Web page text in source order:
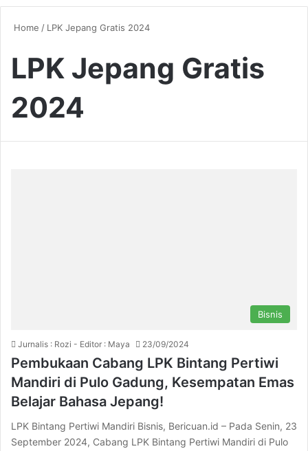
Home / LPK Jepang Gratis 2024
LPK Jepang Gratis
2024
Bisnis
Jurnalis : Rozi - Editor : Maya 23/09/2024
Pembukaan Cabang LPK Bintang Pertiwi
Mandiri di Pulo Gadung, Kesempatan Emas
Belajar Bahasa Jepang!
LPK Bintang Pertiwi Mandiri Bisnis, Bericuan.id – Pada Senin, 23
September 2024, Cabang LPK Bintang Pertiwi Mandiri di Pulo